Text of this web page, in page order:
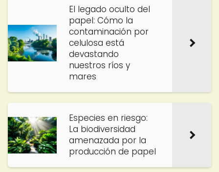
El legado oculto del
papel: Cómo la
contaminación por
celulosa está
devastando
nuestros ríos y
mares
Especies en riesgo:
La biodiversidad
amenazada por la
producción de papel